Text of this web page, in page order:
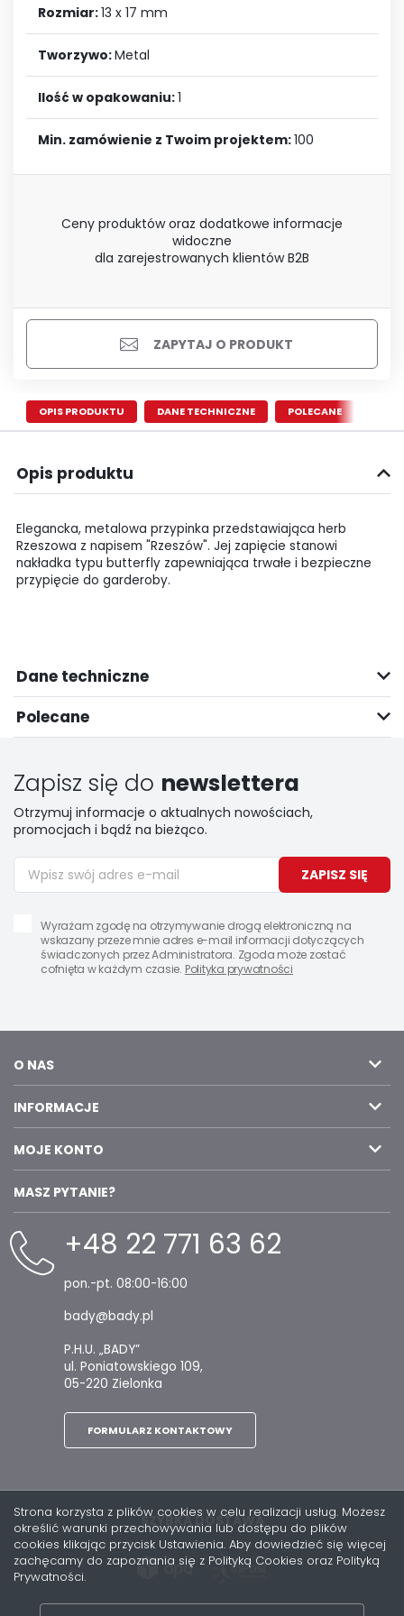
Rozmiar:13 x 17 mm
Tworzywo:Metal
Ilość w opakowaniu:1
Min. zamówienie z Twoim projektem:100
Ceny produktów oraz dodatkowe informacje
widoczne
dla zarejestrowanych klientów B2B
ZAPYTAJ O PRODUKT
OPIS PRODUKTU DANE TECHNICZNE POLECANE
Opis produktu
Elegancka, metalowa przypinka przedstawiająca herb
Rzeszowa z napisem "Rzeszów". Jej zapięcie stanowi
nakładka typu butterfly zapewniająca trwałe i bezpieczne
przypięcie do garderoby.
Dane techniczne
Polecane
Zapisz się do newslettera
Otrzymuj informacje o aktualnych nowościach,
promocjach i bądź na bieżąco.
ZAPISZ SIĘ
Wyrażam zgodę na otrzymywanie drogą elektroniczną na
wskazany przeze mnie adres e-mail informacji dotyczących
świadczonych przez Administratora. Zgoda może zostać
cofnięta w każdym czasie. Polityka prywatności
O NAS
INFORMACJE
MOJE KONTO
MASZ PYTANIE?
+48 22 771 63 62
pon.-pt. 08:00-16:00
bady@bady.pl
P.H.U. „BADY”
ul. Poniatowskiego 109,
05-220 Zielonka
FORMULARZ KONTAKTOWY
SZYBKA DOSTAWA
Strona korzysta z plików cookies w celu realizacji usług. Możesz
określić warunki przechowywania lub dostępu do plików
cookies klikając przycisk Ustawienia. Aby dowiedzieć się więcej
zachęcamy do zapoznania się z Polityką Cookies oraz Polityką
Prywatności.